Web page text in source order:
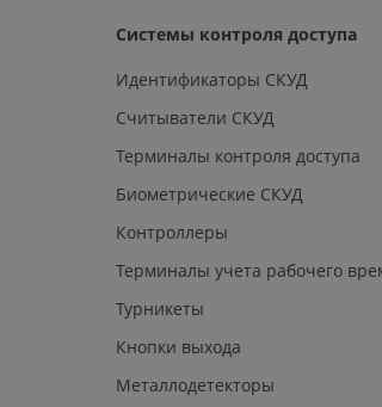
Системы контроля доступа
Идентификаторы СКУД
Считыватели СКУД
Терминалы контроля доступа
Биометрические СКУД
Контроллеры
Терминалы учета рабочего
Турникеты
Кнопки выхода
Металлодетекторы